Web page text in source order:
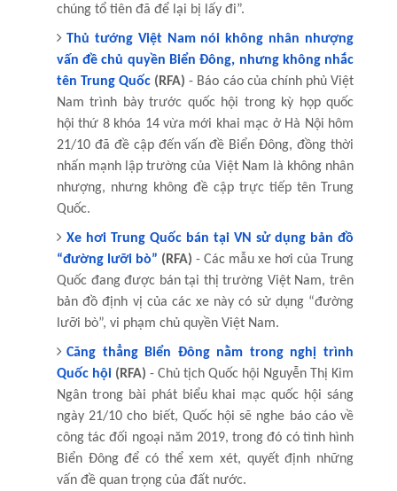
chúng tổ tiên đã để lại bị lấy đi”.
Thủ tướng Việt Nam nói không nhân nhượng
vấn đề chủ quyền Biển Đông, nhưng không nhắc
tên Trung Quốc (RFA) - Báo cáo của chính phủ Việt
Nam trình bày trước quốc hội trong kỳ họp quốc
hội thứ 8 khóa 14 vừa mới khai mạc ở Hà Nội hôm
21/10 đã đề cập đến vấn đề Biển Đông, đồng thời
nhấn mạnh lập trường của Việt Nam là không nhân
nhượng, nhưng không đề cập trực tiếp tên Trung
Quốc.
Xe hơi Trung Quốc bán tại VN sử dụng bản đồ
“đường lưỡi bò” (RFA) - Các mẫu xe hơi của Trung
Quốc đang được bán tại thị trường Việt Nam, trên
bản đồ định vị của các xe này có sử dụng “đường
lưỡi bò”, vi phạm chủ quyền Việt Nam.
Căng thẳng Biển Đông nằm trong nghị trình
Quốc hội(RFA) - Chủ tịch Quốc hội Nguyễn Thị Kim
Ngân trong bài phát biểu khai mạc quốc hội sáng
ngày 21/10 cho biết, Quốc hội sẽ nghe báo cáo về
công tác đối ngoại năm 2019, trong đó có tình hình
Biển Đông để có thể xem xét, quyết định những
vấn đề quan trọng của đất nước.